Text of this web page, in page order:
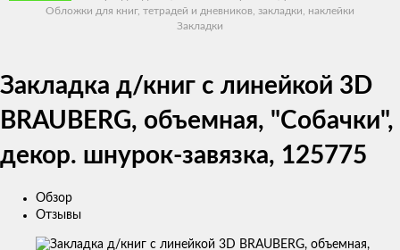
Обложки для книг, тетрадей и дневников, закладки, наклейки
Закладки
Закладка д/книг с линейкой 3D
BRAUBERG, объемная, "Собачки",
декор. шнурок-завязка, 125775
Обзор
Отзывы